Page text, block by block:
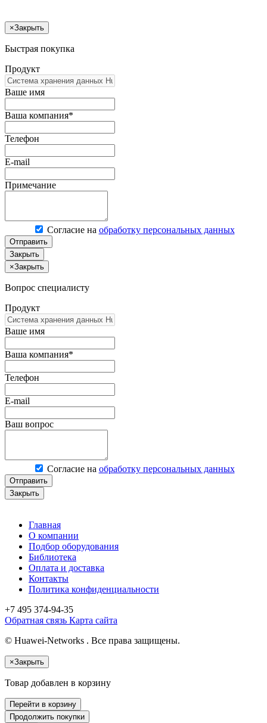
×Закрыть
Быстрая покупка
Продукт
Ваше имя
Ваша компания*
Телефон
E-mail
Примечание
Согласие на обработку персональных данных
Отправить
Закрыть
×Закрыть
Вопрос специалисту
Продукт
Ваше имя
Ваша компания*
Телефон
E-mail
Ваш вопрос
Согласие на обработку персональных данных
Отправить
Закрыть
Главная
О компании
Подбор оборудования
Библиотека
Оплата и доставка
Контакты
Политика конфиденциальности
+7 495 374-94-35
Обратная связь Карта сайта
© Huawei-Networks . Все права защищены.
×Закрыть
Товар добавлен в корзину
Перейти в корзину
Продолжить покупки